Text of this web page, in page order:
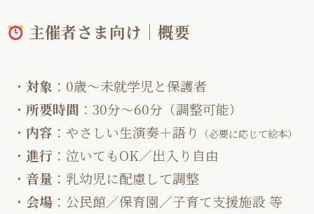
主催者さま向け｜概要
・ 対象 ：0歳〜未就学児と保護者
・ 所要時間 ：30分〜60分（調整可能）
・ 内容 ：やさしい生演奏＋語り （必要に応じて絵本）
・ 進行 ：泣いてもOK／出入り自由
・ 音量 ：乳幼児に配慮して調整
・ 会場：公民館／保育園／子育て支援施設 等